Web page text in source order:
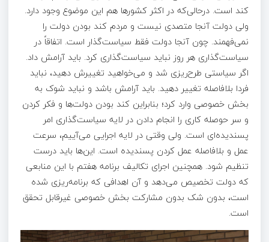
کند است. درحالی‌که در اکثر کشورها هم این موضوع وجود دارد.
ولی دولت آنجا متصدی نیست و مردم کند بودن دولت را
نمی‌فهمند. چون آنجا دولت فقط سیاست‌گذار است. اتفاقاً در
سیاست‌گذاری هر روز نباید سیاست‌گذاری کرد. باید آرامش داد.
اگر سیاستی طرح‌­ریزی شد و می‌خواهید تغییرش دهید، نباید
فردا بلافاصله تغییر دهید. باید آرامش باشد و نباید شوک به
بخش خصوصی وارد کرد؛ بنابراین کند بودن دولت‌ها و فکر کردن
و سر حوصله کاری را انجام دادن در لایه سیاست‌گذاری امر
پسندیده‌ای است. ولی وقتی در لایه اجرایی می‌آییم، سرعت
عمل و بلافاصله عمل کردن پسندیده است. این‌ها باید درست
تنظیم شود. همچنین اجرای تکالیف برنامه هفتم با این منابعی
که دولت تخصیص می‌دهد و آن اهدافی که برنامه‌­ریزی شده
است، بدون شک بدون مشارکت بخش خصوصی غیرقابل تحقق
است.